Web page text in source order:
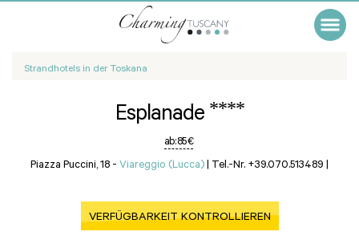
Strandhotels in der Toskana
Esplanade ****
ab:85 €
Piazza Puccini, 18 - Viareggio (Lucca) | Tel.-Nr. +39.070.513489 |
VERFÜGBARKEIT KONTROLLIEREN